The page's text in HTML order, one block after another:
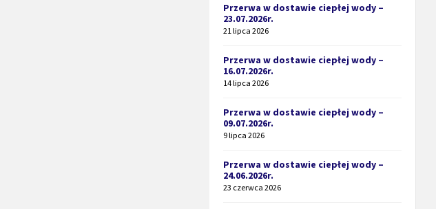
Przerwa w dostawie ciepłej wody –
23.07.2026r.
21 lipca 2026
Przerwa w dostawie ciepłej wody –
16.07.2026r.
14 lipca 2026
Przerwa w dostawie ciepłej wody –
09.07.2026r.
9 lipca 2026
Przerwa w dostawie ciepłej wody –
24.06.2026r.
23 czerwca 2026